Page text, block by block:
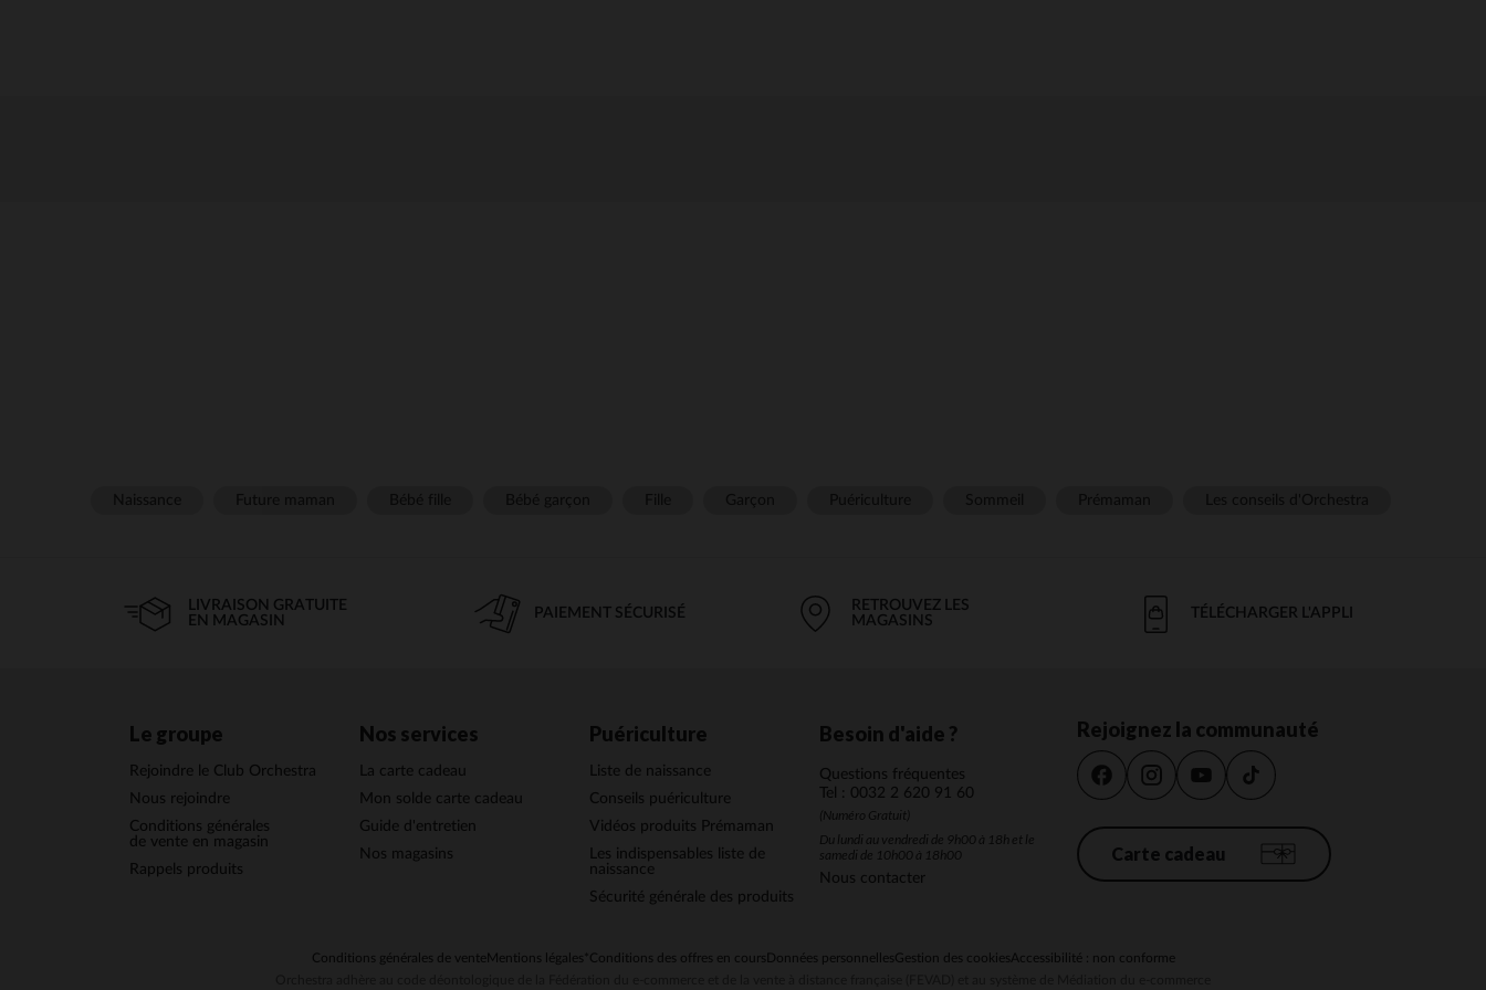
LIVRAISON GRATUITE
EN MAGASIN
PAIEMENT SÉCURISÉ
RETROUVEZ LES
MAGASINS
TÉLÉCHARGER L'APPLI
Le groupe
Rejoindre le Club Orchestra
Nous rejoindre
Conditions générales
de vente en magasin
Rappels produits
Nos services
La carte cadeau
Mon solde carte cadeau
Guide d'entretien
Nos magasins
Puériculture
Liste de naissance
Conseils puériculture
Vidéos produits Prémaman
Les indispensables liste de
naissance
Sécurité générale des produits
Besoin d'aide ?
Questions fréquentes
Tel : 0032 2 620 91 60
(Numéro Gratuit)
Du lundi au vendredi de 9h00 à 18h et le
samedi de 10h00 à 18h00
Nous contacter
Rejoignez la communauté
Carte cadeau
Conditions générales de venteMentions légales *Conditions des offres en cours Données personnellesGestion des cookiesAccessibilité : non conforme